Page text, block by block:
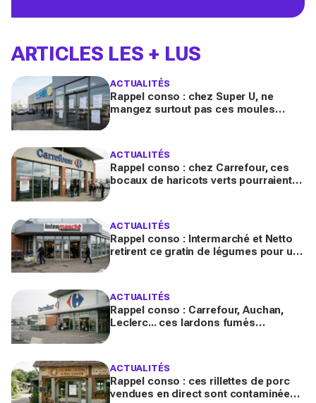
ARTICLES LES + LUS
ACTUALITÉS
Rappel conso : chez Super U, ne
mangez surtout pas ces moules
ACTUALITÉS
Rappel conso : chez Carrefour, ces
bocaux de haricots verts pourraient
ACTUALITÉS
Rappel conso : Intermarché et Netto
retirent ce gratin de légumes pour un
ACTUALITÉS
Rappel conso : Carrefour, Auchan,
Leclerc... ces lardons fumés
ACTUALITÉS
Rappel conso : ces rillettes de porc
vendues en direct sont contaminées